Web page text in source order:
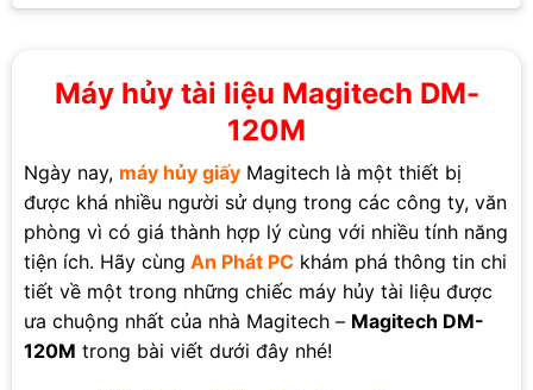
Máy hủy tài liệu Magitech DM-
120M
Ngày nay, máy hủy giấyMagitech là một thiết bị
được khá nhiều người sử dụng trong các công ty, văn
phòng vì có giá thành hợp lý cùng với nhiều tính năng
tiện ích. Hãy cùng An Phát PCkhám phá thông tin chi
tiết về một trong những chiếc máy hủy tài liệu được
ưa chuộng nhất của nhà Magitech – Magitech DM-
120M trong bài viết dưới đây nhé!